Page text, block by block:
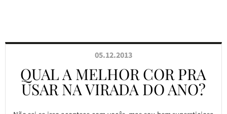
05.12.2013
QUAL A MELHOR COR PRA
USAR NA VIRADA DO ANO?